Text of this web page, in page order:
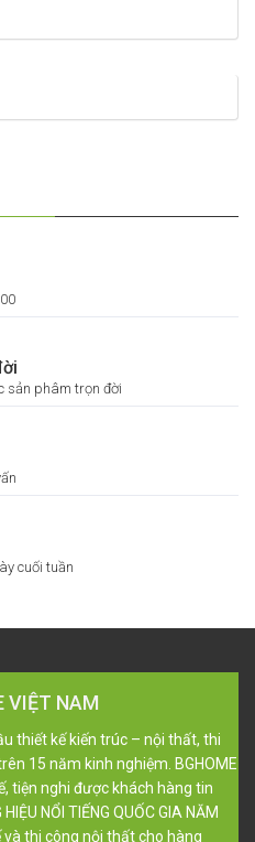
sản phâm trọn đời
cuối tuần
VIỆT NAM
thiết kế kiến trúc – nội thất, thi
15 năm kinh nghiệm. BGHOME
tiện nghi được khách hàng tin
NỔI TIẾNG QUỐC GIA NĂM
thi công nội thất cho hàng